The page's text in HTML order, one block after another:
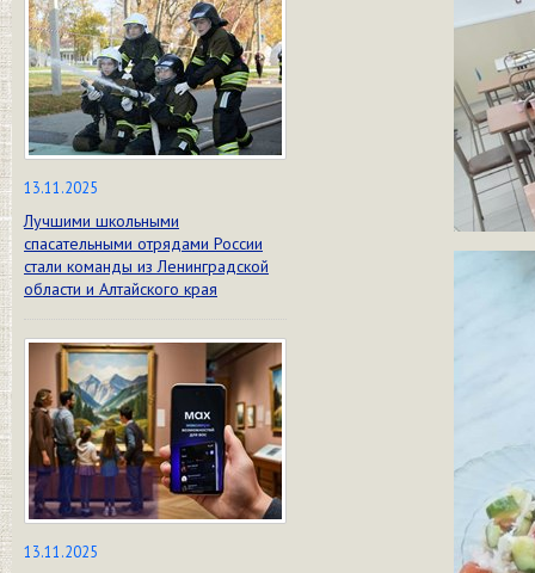
13.11.2025
Лучшими школьными
спасательными отрядами России
стали команды из Ленинградской
области и Алтайского края
13.11.2025